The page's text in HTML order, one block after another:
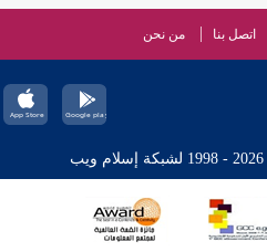
اتصل بنا من نحن